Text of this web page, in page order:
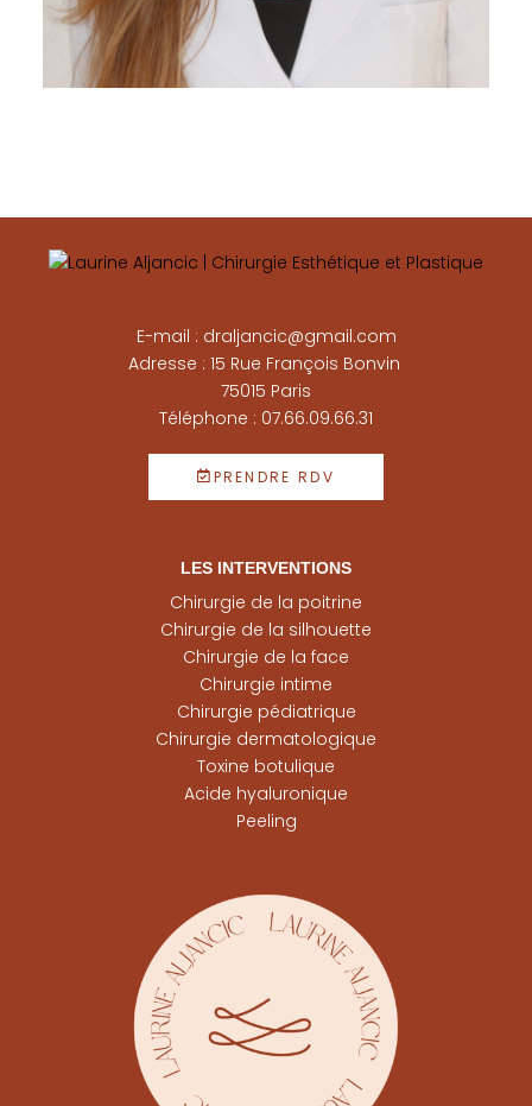
E-mail : draljancic@gmail.com
Adresse : 15 Rue François Bonvin
75015 Paris
Téléphone : 07.66.09.66.31
PRENDRE RDV
LES INTERVENTIONS
Chirurgie de la poitrine
Chirurgie de la silhouette
Chirurgie de la face
Chirurgie intime
Chirurgie pédiatrique
Chirurgie dermatologique
Toxine botulique
Acide hyaluronique
Peeling